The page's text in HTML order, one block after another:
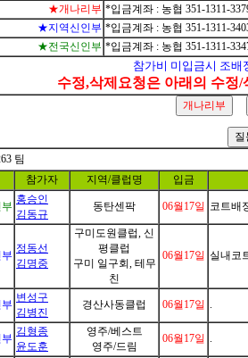
★개나리부 *입금계좌 : 농협 351-1311-
★지역신인부 *입금계좌 : 농협 351-1311-
★전국신인부 *입금계좌 : 농협 351-1311-
참가비 미입금시 조배
수정,삭제요청은 아래의 수정
팀
참가자 지역/클럽명 입금
홍승인
김동규
동탄센팍 06월17일 코트배
정동선
김명중
구미도원클럽, 신
평클럽
구미 일구회, 테무
친
06월17일 실내코
변성구
김병진
경산사동클럽 06월17일 .
김형종
윤도훈
영주/베스트
영주/드림
06월17일 .